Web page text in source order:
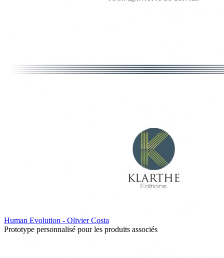
Human Evolution - Olivier Costa
Prototype personnalisé pour les produits associés